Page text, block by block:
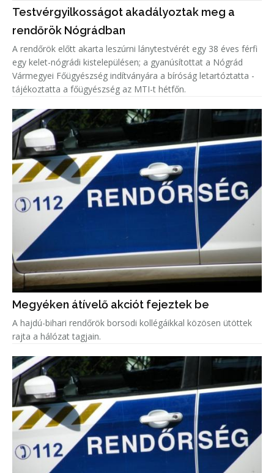
Testvérgyilkosságot akadályoztak meg a
rendőrök Nógrádban
A rendőrök előtt akarta leszúrni lánytestvérét egy 38 éves férfi
egy kelet-nógrádi kistelepülésen; a gyanúsítottat a Nógrád
Vármegyei Főügyészség indítványára a bíróság letartóztatta -
tájékoztatta a főügyészség az MTI-t hétfőn.
Megyéken átívelő akciót fejeztek be
A hajdú-bihari rendőrök borsodi kollégáikkal közösen ütöttek
rajta a hálózat tagjain.